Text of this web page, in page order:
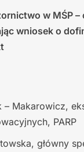
w MŚP
wniosek o
– Makarowicz,
PARP
główny